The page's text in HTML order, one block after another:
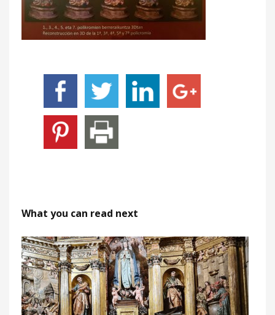
What you can read next